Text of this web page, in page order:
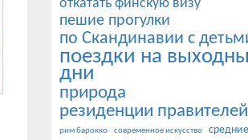
откатать финскую визу
пешие прогулки
по Скандинавии с
поездки на
дни
природа
резиденции правителей
рим барокко современное искусство